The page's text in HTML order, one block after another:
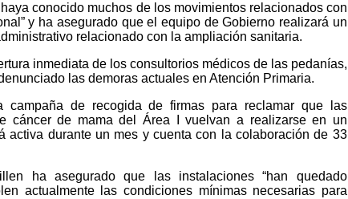
conocido muchos de los movimientos relacionados con
y ha asegurado que el equipo de Gobierno realizará un
relacionado con la ampliación sanitaria.
inmediata de los consultorios médicos de las pedanías,
las demoras actuales en Atención Primaria.
de recogida de firmas para reclamar que las
cáncer de mama del Área I vuelvan a realizarse en un
activa durante un mes y cuenta con la colaboración de 33
ha asegurado que las instalaciones “han quedado
actualmente las condiciones mínimas necesarias para